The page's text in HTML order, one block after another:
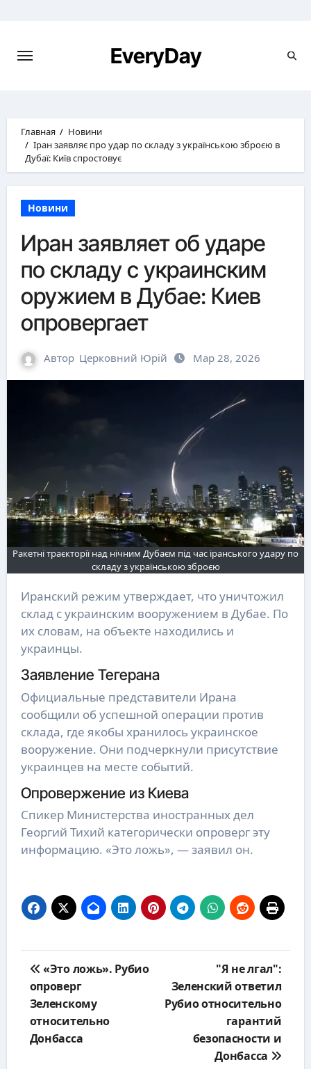
EveryDay
Главная
Новини
Іран заявляє про удар по складу з українською зброєю в
Дубаї: Київ спростовує
Новини
Иран заявляет об ударе
по складу с украинским
оружием в Дубае: Киев
опровергает
Автор Церковний Юрій Мар 28, 2026
Ракетні траєкторії над нічним Дубаєм під час іранського удару по
складу з українською зброєю
Иранский режим утверждает, что уничтожил
склад с украинским вооружением в Дубае. По
их словам, на объекте находились и
украинцы.
Заявление Тегерана
Официальные представители Ирана
сообщили об успешной операции против
склада, где якобы хранилось украинское
вооружение. Они подчеркнули присутствие
украинцев на месте событий.
Опровержение из Киева
Спикер Министерства иностранных дел
Георгий Тихий категорически опроверг эту
информацию. «Это ложь», — заявил он.
по
записям
«Это ложь». Рубио
опроверг
Зеленскому
относительно
Донбасса
"Я не лгал":
Зеленский ответил
Рубио относительно
гарантий
безопасности и
Донбасса